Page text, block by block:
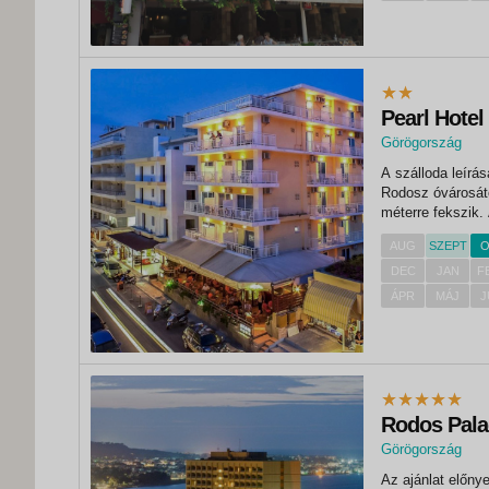
Pearl Hotel
Görögország
Faliraki
A szálloda leírása FEKVÉS A hotel a rodoszi repülőtértől kb. 15
Rodosz
méterre fekszik.
ELHELYEZÉS
AUG SZEPT
DEC
JAN
ÁPR
MÁJ
Rodos
Görögország
Az ajánlat